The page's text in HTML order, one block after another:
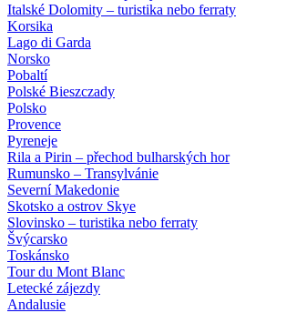
Italské Dolomity – turistika nebo ferraty
Korsika
Lago di Garda
Norsko
Pobaltí
Polské Bieszczady
Polsko
Provence
Pyreneje
Rila a Pirin – přechod bulharských hor
Rumunsko – Transylvánie
Severní Makedonie
Skotsko a ostrov Skye
Slovinsko – turistika nebo ferraty
Švýcarsko
Toskánsko
Tour du Mont Blanc
Letecké zájezdy
Andalusie